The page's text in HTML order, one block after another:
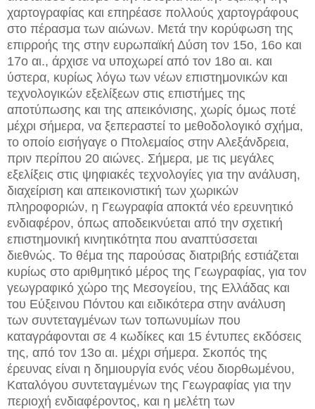
χαρτογραφίας και επηρέασε πολλούς χαρτογράφους
στο πέρασμα των αιώνων. Μετά την κορύφωση της
επιρροής της στην ευρωπαϊκή Δύση τον 15ο, 16ο και
17ο αι., άρχισε να υποχωρεί από τον 18ο αι. και
ύστερα, κυρίως λόγω των νέων επιστημονικών και
τεχνολογικών εξελίξεων στις επιστήμες της
αποτύπωσης και της απεικόνισης, χωρίς όμως ποτέ
μέχρι σήμερα, να ξεπεραστεί το μεθοδολογικό σχήμα,
το οποίο εισήγαγε ο Πτολεμαίος στην Αλεξάνδρεια,
πριν περίπου 20 αιώνες. Σήμερα, με τις μεγάλες
εξελίξεις στις ψηφιακές τεχνολογίες για την ανάλυση,
διαχείριση και απεικονιστική των χωρικών
πληροφοριών, η Γεωγραφία αποκτά νέο ερευνητικό
ενδιαφέρον, όπως αποδεικνύεται από την σχετική
επιστημονική κινητικότητα που αναπτύσσεται
διεθνώς. Το θέμα της παρούσας διατριβής εστιάζεται
κυρίως στο αριθμητικό μέρος της Γεωγραφίας, για τον
γεωγραφικό χώρο της Μεσογείου, της Ελλάδας και
του Εύξεινου Πόντου και ειδικότερα στην ανάλυση
των συντεταγμένων των τοπωνυμίων που
καταγράφονται σε 4 κωδίκες και 15 έντυπες εκδόσεις
της, από τον 13ο αι. μέχρι σήμερα. Σκοπός της
έρευνας είναι η δημιουργία ενός νέου διορθωμένου,
Καταλόγου συντεταγμένων της Γεωγραφίας για την
περιοχή ενδιαφέροντος, και η μελέτη των